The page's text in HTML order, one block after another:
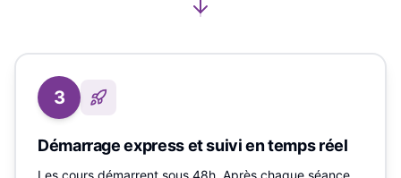
3
Démarrage express et suivi en temps réel
Les cours démarrent sous 48h. Après chaque séance,